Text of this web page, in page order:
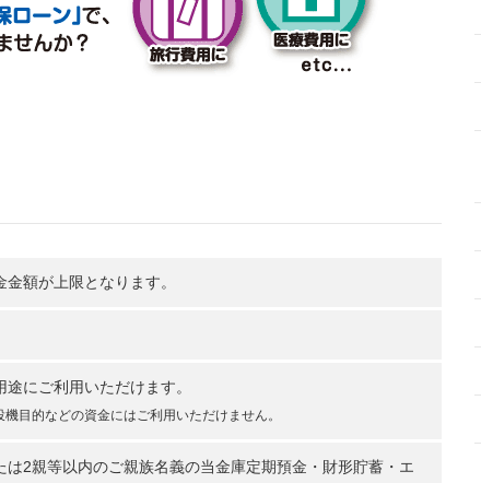
額が上限となります。
にご利用いただけます。
目的などの資金にはご利用いただけません。
は2親等以内のご親族名義の当金庫定期預金・財形貯蓄・エ